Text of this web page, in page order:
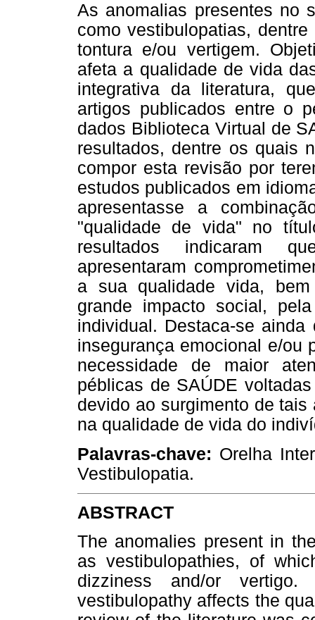
As anomalias presentes no
como vestibulopatias,
tontura e/ou vertigem.
afeta a qualidade de vida
integrativa da literatura,
artigos publicados entre o
dados Biblioteca Virtual de
resultados, dentre os quais
compor esta revisão por
estudos publicados em
apresentasse a
"qualidade de vida" no
resultados indicaram
apresentaram
a sua qualidade vida,
grande impacto social,
individual. Destaca-se
insegurança emocional e/ou
necessidade de maior
péblicas de SAÚDE
devido ao surgimento de
na qualidade de vida do
Palavras-chave: Orelha
Vestibulopatia.
ABSTRACT
The anomalies present in
as vestibulopathies, of
dizziness and/or
vestibulopathy affects the